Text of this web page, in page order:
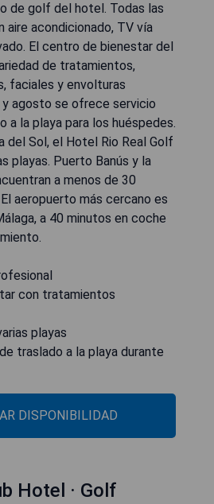
de golf del hotel. Todas las
aire acondicionado, TV vía
El centro de bienestar del
de tratamientos,
faciales y envolturas
y agosto se ofrece servicio
a la playa para los huéspedes.
del Sol, el Hotel Rio Real Golf
playas. Puerto Banús y la
a menos de 30
aeropuerto más cercano es
a 40 minutos en coche
con tratamientos
playas
traslado a la playa durante
DISPONIBILIDAD
Hotel · Golf